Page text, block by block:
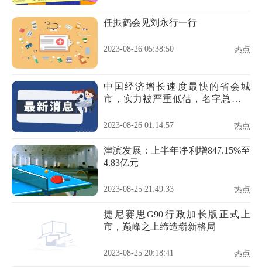
任振鹤会见刘永行一行
2023-08-26 05:38:50 热点
中国经济增长速度最快的省会城
市，实力被严重低估，名字总被调
2023-08-26 01:14:57 热点
津滨发展：上半年净利增847.15%至
4.83亿元
2023-08-25 21:49:33 热点
捷尼赛思G90行政加长版正式上
市，巅峰之上缔造崭新格局
2023-08-25 20:18:41 热点